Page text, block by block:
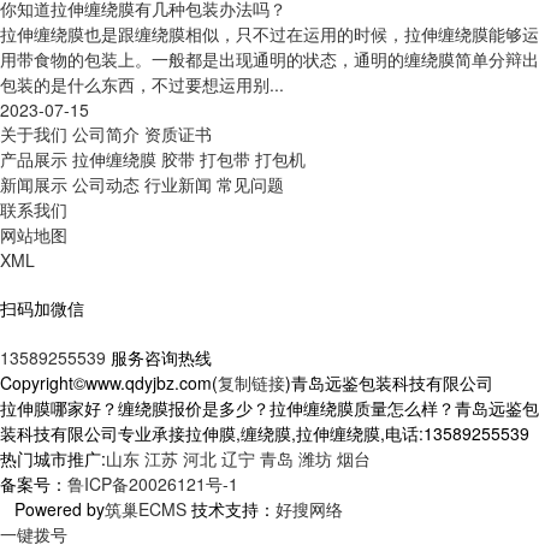
你知道拉伸缠绕膜有几种包装办法吗？
拉伸缠绕膜也是跟缠绕膜相似，只不过在运用的时候，拉伸缠绕膜能够运
用带食物的包装上。一般都是出现通明的状态，通明的缠绕膜简单分辩出
包装的是什么东西，不过要想运用别...
2023-07-15
关于我们 公司简介 资质证书
产品展示 拉伸缠绕膜 胶带 打包带 打包机
新闻展示 公司动态 行业新闻 常见问题
联系我们
网站地图
XML
扫码加微信
13589255539 服务咨询热线
Copyright©www.qdyjbz.com(复制链接)青岛远鉴包装科技有限公司
拉伸膜哪家好？缠绕膜报价是多少？拉伸缠绕膜质量怎么样？青岛远鉴包
装科技有限公司专业承接拉伸膜,缠绕膜,拉伸缠绕膜,电话:13589255539
热门城市推广:山东 江苏 河北 辽宁 青岛 潍坊 烟台
备案号： 鲁ICP备20026121号-1
Powered by筑巢ECMS 技术支持： 好搜网络
一键拨号